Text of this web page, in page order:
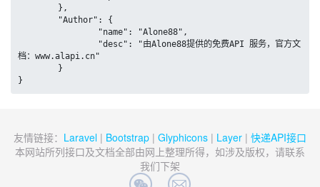
档：www.alapi.cn"
}
友情链接： Laravel | Bootstrap | Glyphicons | Layer | 快递API接口
本网站所列接口及文档全部由网上整理所得，如涉及版权，请联系
我们下架